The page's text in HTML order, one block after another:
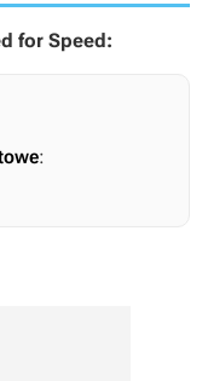
for Speed:
: